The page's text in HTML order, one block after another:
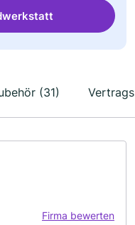
(31)
Firma bewerten